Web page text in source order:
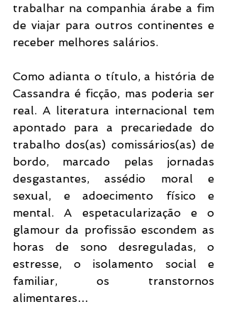
trabalhar na companhia árabe a fim
de viajar para outros continentes e
receber melhores salários.
Como adianta o título, a história de
Cassandra é ficção, mas poderia ser
real. A literatura internacional tem
apontado para a precariedade do
trabalho dos(as) comissários(as) de
bordo, marcado pelas jornadas
desgastantes, assédio moral e
sexual, e adoecimento físico e
mental. A espetacularização e o
glamour da profissão escondem as
horas de sono desreguladas, o
estresse, o isolamento social e
familiar, os transtornos
alimentares…